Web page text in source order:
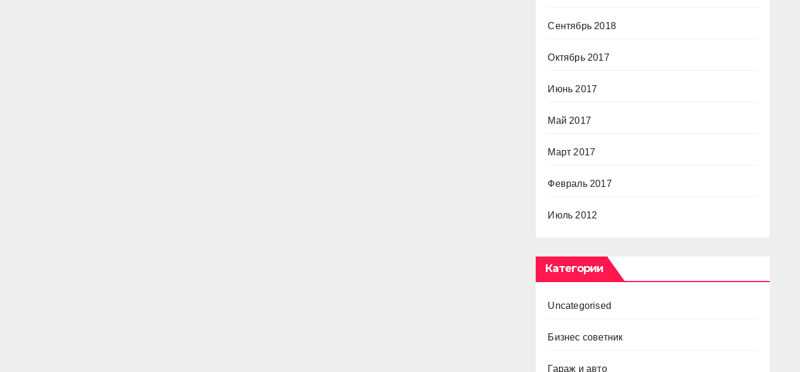
Сентябрь 2018
Октябрь 2017
Июнь 2017
Май 2017
Март 2017
Февраль 2017
Июль 2012
Категории
Uncategorised
Бизнес советник
Гараж и авто